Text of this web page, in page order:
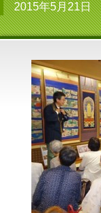
2015年5月21日